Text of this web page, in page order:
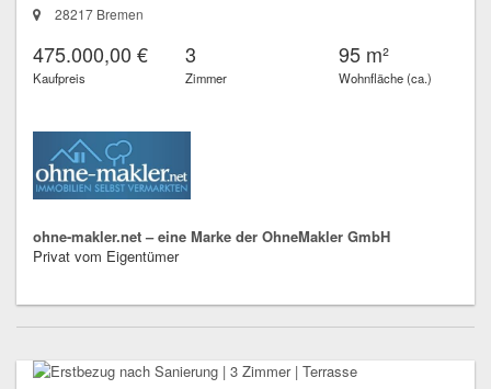
28217 Bremen
475.000,00 €
Kaufpreis
3
Zimmer
95 m²
Wohnfläche (ca.)
ohne-makler.net – eine Marke der OhneMakler GmbH
Privat vom Eigentümer